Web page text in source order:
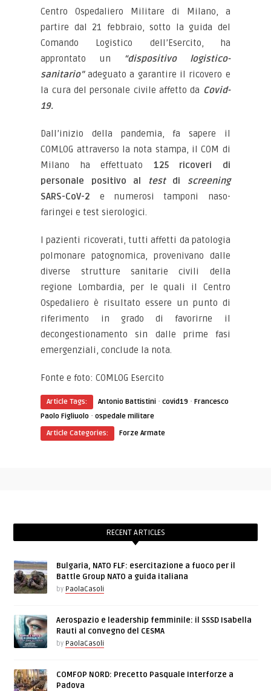
Centro Ospedaliero Militare di Milano, a
partire dal 21 febbraio, sotto la guida del
Comando Logistico dell’Esercito, ha
approntato un
“dispositivo logistico-
sanitario” adeguato a garantire il ricovero e
la cura del personale civile affetto da Covid-
19.
Dall’inizio della pandemia, fa sapere il
COMLOG attraverso la nota stampa, il COM di
Milano ha effettuato 125 ricoveri di
personale positivo al
testdi screening
SARS-CoV-2 e numerosi tamponi naso-
faringei e test sierologici.
I pazienti ricoverati, tutti affetti da patologia
polmonare patognomica, provenivano dalle
diverse strutture sanitarie civili della
regione Lombardia, per le quali il Centro
Ospedaliero è risultato essere un punto di
riferimento in grado di favorirne il
decongestionamento sin dalle prime fasi
emergenziali, conclude la nota.
Fonte e foto: COMLOG Esercito
Article Tags: Antonio Battistini ·covid19 ·Francesco
Paolo Figliuolo ·ospedale militare
Article Categories:
Forze Armate
RECENT ARTICLES
Bulgaria, NATO FLF: esercitazione a fuoco per il
Battle Group NATO a guida italiana
by PaolaCasoli
Aerospazio e leadership femminile: il SSSD Isabella
Rauti al convegno del CESMA
by PaolaCasoli
COMFOP NORD: Precetto Pasquale Interforze a
Padova